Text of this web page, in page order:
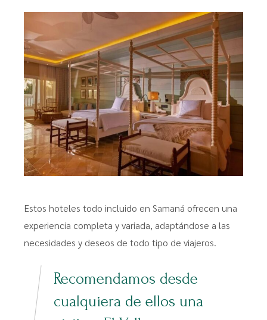
Estos hoteles todo incluido en Samaná ofrecen una
experiencia completa y variada, adaptándose a las
necesidades y deseos de todo tipo de viajeros.
Recomendamos desde
cualquiera de ellos una